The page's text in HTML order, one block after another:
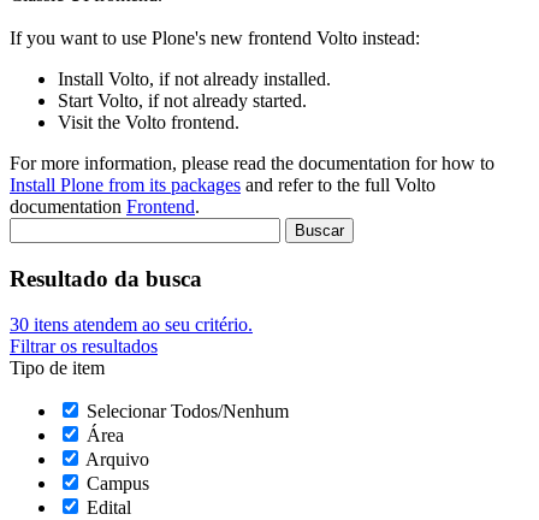
If you want to use Plone's new frontend Volto instead:
Install Volto, if not already installed.
Start Volto, if not already started.
Visit the Volto frontend.
For more information, please read the documentation for how to
Install Plone from its packages and refer to the full Volto
documentation Frontend.
Resultado da busca
30 itens atendem ao seu critério.
Filtrar os resultados
Tipo de item
Selecionar Todos/Nenhum
Área
Arquivo
Campus
Edital